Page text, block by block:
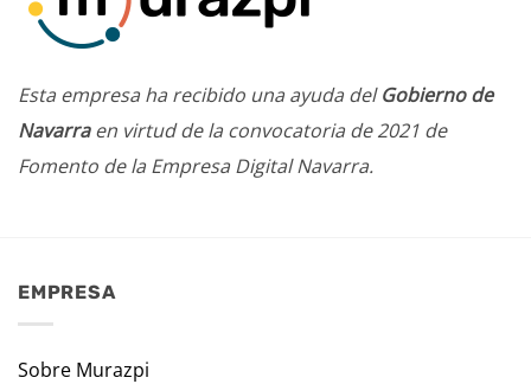
Esta empresa ha recibido una ayuda delGobierno de
Navarraen virtud de la convocatoria de 2021 de
Fomento de la Empresa Digital Navarra.
EMPRESA
Sobre Murazpi